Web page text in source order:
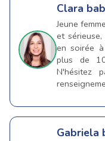
Clara
Jeune
et
en soirée
plus de
N'hésitez
Gabriela